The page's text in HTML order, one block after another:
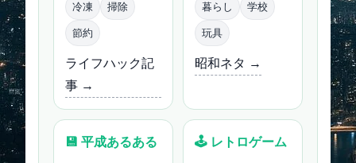
冷凍 掃除
節約
ライフハック記
事 →
暮らし 学校
玩具
昭和ネタ →
💾 平成あるある 🕹 レトロゲーム